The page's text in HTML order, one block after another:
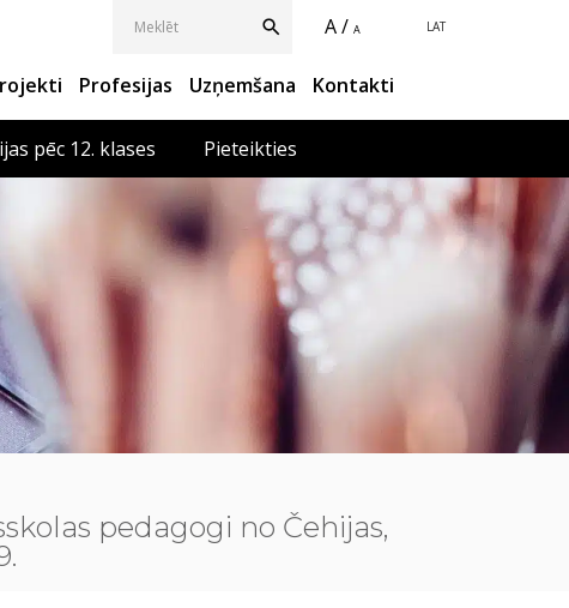
LAT
A / A
Profesijas Uzņemšana Kontakti
pēc 12. klases Pieteikties
pedagogi no Čehijas,